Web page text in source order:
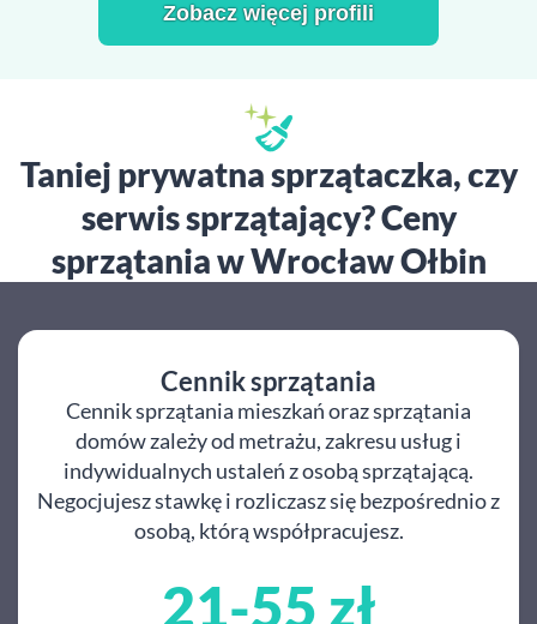
Zobacz więcej profili
Taniej prywatna sprzątaczka, czy
serwis sprzątający? Ceny
sprzątania w Wrocław Ołbin
Cennik sprzątania
Cennik sprzątania mieszkań oraz sprzątania
domów zależy od metrażu, zakresu usług i
indywidualnych ustaleń z osobą sprzątającą.
Negocjujesz stawkę i rozliczasz się bezpośrednio z
osobą, którą współpracujesz.
21-55 zł